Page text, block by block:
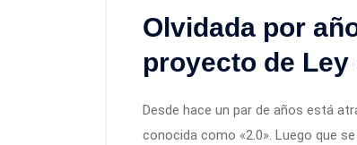
Olvidada por
proyecto de Ley
Desde hace un par de años está
conocida como «2.0». Luego que